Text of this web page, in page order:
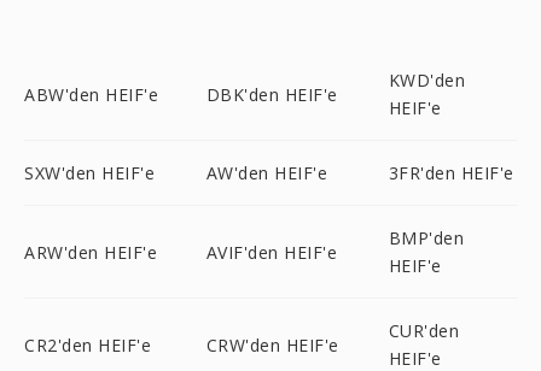
ABW'den HEIF'e DBK'den HEIF'e
KWD'den
HEIF'e
SXW'den HEIF'e AW'den HEIF'e 3FR'den HEIF'e
ARW'den HEIF'e AVIF'den HEIF'e
BMP'den
HEIF'e
CR2'den HEIF'e CRW'den HEIF'e
CUR'den
HEIF'e